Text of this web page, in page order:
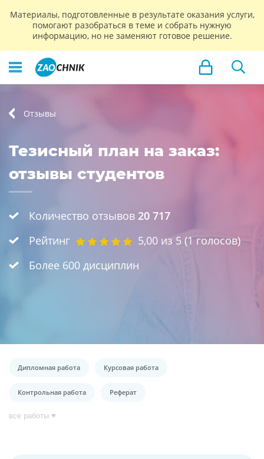
Материалы, подготовленные в результате оказания услуги,
помогают разобраться в теме и собрать нужную
информацию, но не заменяют готовое решение.
Отзывы
Тезисный план на заказ:
отзывы студентов
Количество отзывов 20 717
Рейтинг
5,00 из 5 (1голосов)
Более 600 дисциплин
Дипломная работа Курсовая работа
Контрольная работа Реферат
все работы